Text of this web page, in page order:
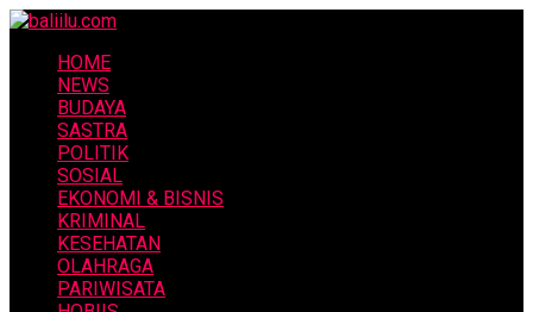
HOME
NEWS
BUDAYA
SASTRA
POLITIK
SOSIAL
EKONOMI & BISNIS
KRIMINAL
KESEHATAN
OLAHRAGA
PARIWISATA